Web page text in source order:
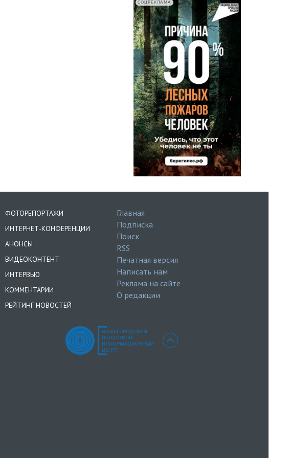
СОЦРЕКЛАМА
ФОТОРЕПОРТАЖИ
ИНТЕРНЕТ-КОНФЕРЕНЦИИ
АНОНСЫ
ВИДЕОКОНТЕНТ
ИНТЕРВЬЮ
КОММЕНТАРИИ
РЕЙТИНГ НОВОСТЕЙ
Главная
Подписка
Поиск
RSS
Печатная версия
Написать нам
Реклама на сайте
О редакции